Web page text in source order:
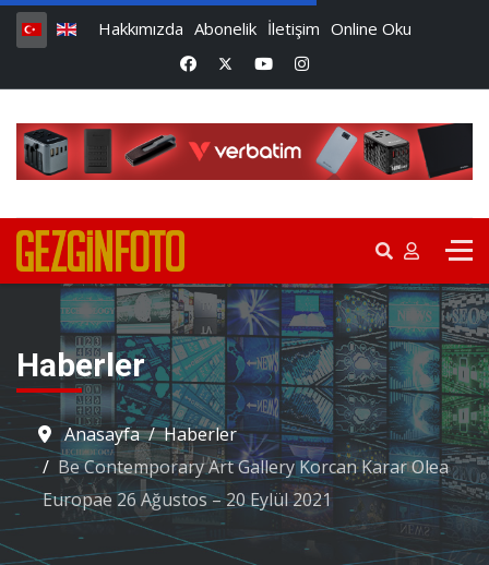
Hakkımızda Abonelik İletişim Online Oku
Haberler
Anasayfa
Haberler
Be Contemporary Art Gallery Korcan Karar Olea
Europae 26 Ağustos – 20 Eylül 2021